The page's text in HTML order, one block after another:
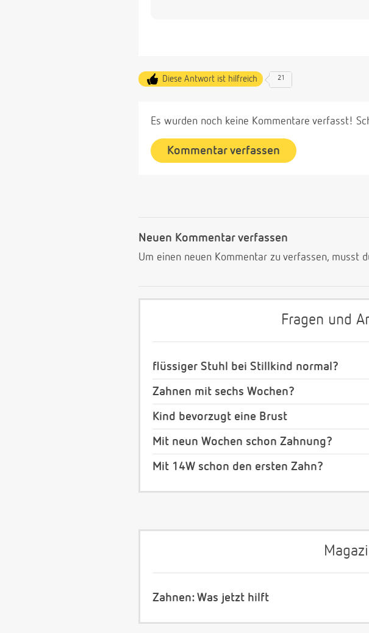
Diese Antwort ist hilfreich 21
Es wurden noch keine Kommentare verfasst!
Kommentar verfassen
Neuen Kommentar verfassen
Um einen neuen Kommentar zu verfassen, musst
Fragen und
flüssiger Stuhl bei Stillkind normal?
Zahnen mit sechs Wochen?
Kind bevorzugt eine Brust
Mit neun Wochen schon Zahnung?
Mit 14W schon den ersten Zahn?
Zahnen: Was jetzt hilft